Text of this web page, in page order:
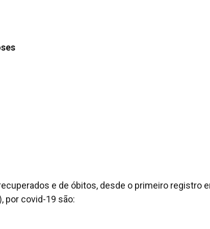
e de óbitos, desde o primeiro registro
por covid-19 são: